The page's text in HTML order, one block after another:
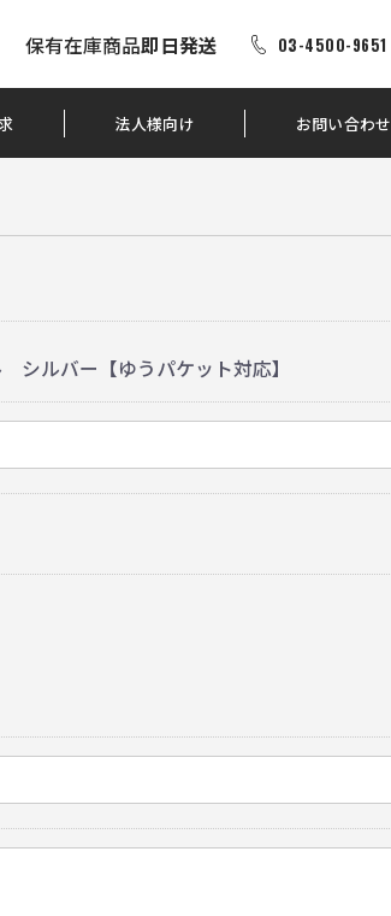
保有在庫商品即日発送 03-4500-9651
法人様向け お問い合わせ
ルバー【ゆうパケット対応】